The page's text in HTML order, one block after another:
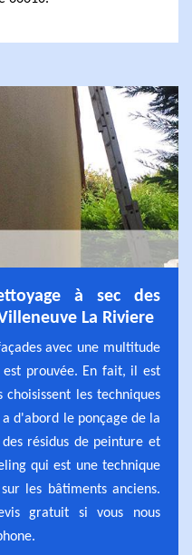
à sec des
La Riviere
avec une multitude
prouvée. En fait, il est
choisissent les techniques
d'abord le ponçage de la
résidus de peinture et
qui est une technique
les bâtiments anciens.
gratuit si vous nous